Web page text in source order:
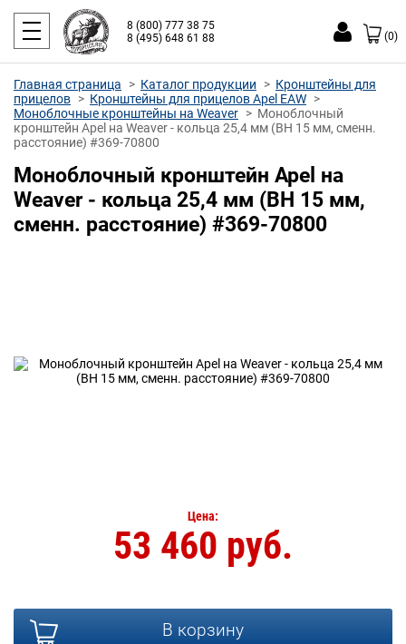
8 (800) 777 38 75
8 (495) 648 61 88
(0)
Главная страница Каталог продукции
Кронштейны для
прицелов
Кронштейны для прицелов Apel EAW
Моноблочные кронштейны на Weaver
Моноблочный
кронштейн Apel на Weaver - кольца 25,4 мм (BH 15 мм, сменн.
расстояние) #369-70800
Моноблочный кронштейн Apel на
Weaver - кольца 25,4 мм (BH 15 мм,
сменн. расстояние) #369-70800
Цена:
53 460 руб.
В корзину